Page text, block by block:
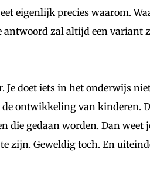
eigenlijk precies waarom.
zal altijd een variant
Je doet iets in het onderwijs
ontwikkeling van kinderen.
die gedaan worden. Dan weet
zijn. Geweldig toch. En